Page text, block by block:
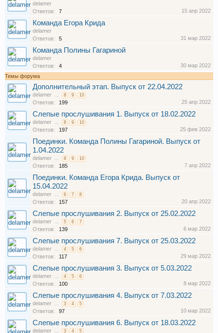
delamer
Ответов:
7 15 апр 2022
Команда Егора Крида
delamer
Ответов:
5 31 мар 2022
Команда Полины Гагариной
delamer
Ответов:
4
30 мар 2022
Темы форума
Дополнительный этап. Выпуск от 22.04.2022
delamer ... 8 9 10
Ответов: 199 25 апр 2022
Слепые прослушивания 1. Выпуск от 18.02.2022
delamer ... 8 9 10
Ответов: 197 25 фев 2022
Поединки. Команда Полины Гагариной. Выпуск от
1.04.2022
delamer ... 8 9 10
Ответов: 185 7 апр 2022
Поединки. Команда Егора Крида. Выпуск от
15.04.2022
delamer ... 6 7 8
Ответов: 157 20 апр 2022
Слепые прослушивания 2. Выпуск от 25.02.2022
delamer ... 5 6 7
Ответов: 139 6 мар 2022
Слепые прослушивания 7. Выпуск от 25.03.2022
delamer ... 4 5 6
Ответов: 117 29 мар 2022
Слепые прослушивания 3. Выпуск от 5.03.2022
delamer ... 4 5 6
Ответов: 100 8 мар 2022
Слепые прослушивания 4. Выпуск от 7.03.2022
delamer ... 3 4 5
Ответов: 97 10 мар 2022
Слепые прослушивания 6. Выпуск от 18.03.2022
delamer ... 3 4 5